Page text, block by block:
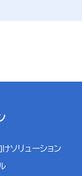
ソリューション